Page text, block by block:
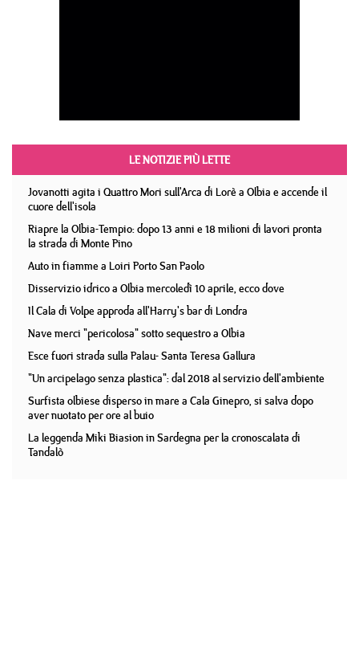
LE NOTIZIE PIÙ LETTE
Jovanotti agita i Quattro Mori sull'Arca di Lorè a Olbia e accende il
cuore dell'isola
Riapre la Olbia-Tempio: dopo 13 anni e 18 milioni di lavori pronta
la strada di Monte Pino
Auto in fiamme a Loiri Porto San Paolo
Disservizio idrico a Olbia mercoledì 10 aprile, ecco dove
Il Cala di Volpe approda all'Harry's bar di Londra
Nave merci "pericolosa" sotto sequestro a Olbia
Esce fuori strada sulla Palau- Santa Teresa Gallura
"Un arcipelago senza plastica": dal 2018 al servizio dell'ambiente
Surfista olbiese disperso in mare a Cala Ginepro, si salva dopo
aver nuotato per ore al buio
La leggenda Miki Biasion in Sardegna per la cronoscalata di
Tandalò